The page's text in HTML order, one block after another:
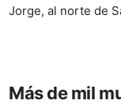
Jorge, al norte de
Más de mil